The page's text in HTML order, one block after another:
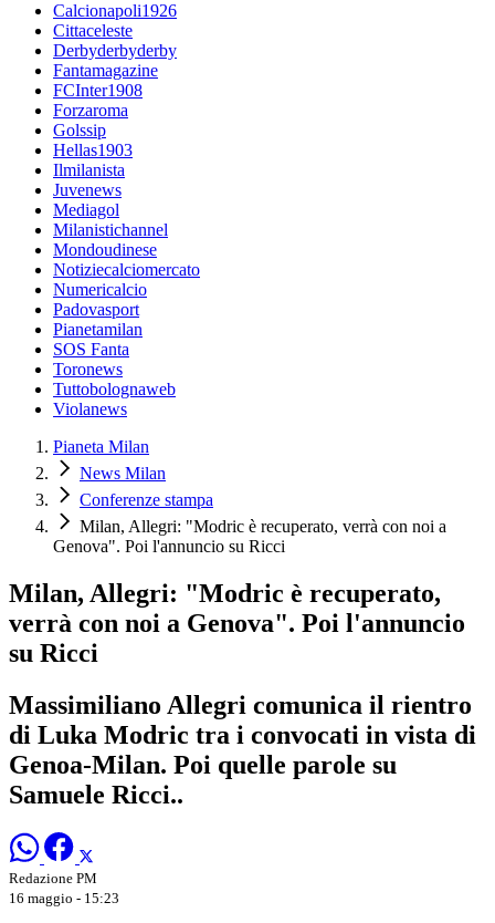
Calcionapoli1926
Cittaceleste
Derbyderbyderby
Fantamagazine
FCInter1908
Forzaroma
Golssip
Hellas1903
Ilmilanista
Juvenews
Mediagol
Milanistichannel
Mondoudinese
Notiziecalciomercato
Numericalcio
Padovasport
Pianetamilan
SOS Fanta
Toronews
Tuttobolognaweb
Violanews
Pianeta Milan
News Milan
Conferenze stampa
Milan, Allegri: "Modric è recuperato, verrà con noi a
Genova". Poi l'annuncio su Ricci
Milan, Allegri: "Modric è recuperato,
verrà con noi a Genova". Poi l'annuncio
su Ricci
Massimiliano Allegri comunica il rientro
di Luka Modric tra i convocati in vista di
Genoa-Milan. Poi quelle parole su
Samuele Ricci..
Redazione PM
16 maggio - 15:23